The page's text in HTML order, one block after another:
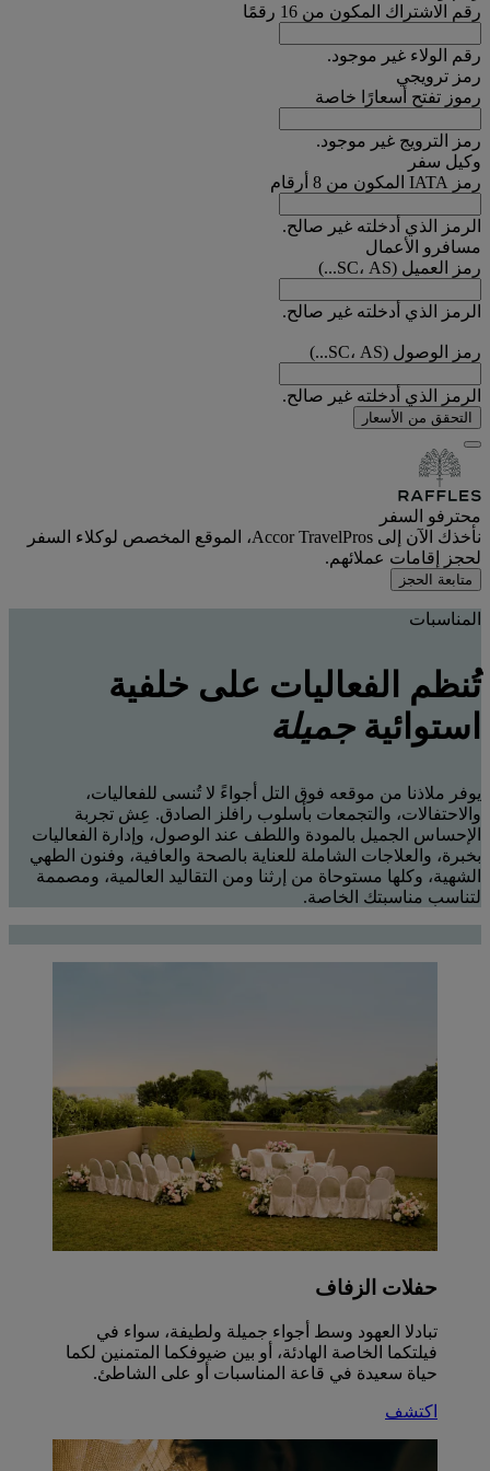
رقم الاشتراك المكون من 16 رقمًا
رقم الولاء غير موجود.
رمز ترويجي
رموز تفتح أسعارًا خاصة
رمز الترويج غير موجود.
وكيل سفر
رمز IATA المكون من 8 أرقام
الرمز الذي أدخلته غير صالح.
مسافرو الأعمال
رمز العميل (SC، AS...)
الرمز الذي أدخلته غير صالح.
رمز الوصول (SC، AS...)
الرمز الذي أدخلته غير صالح.
التحقق من الأسعار
محترفو السفر
نأخذك الآن إلى Accor TravelPros، الموقع المخصص لوكلاء السفر
لحجز إقامات عملائهم.
متابعة الحجز
المناسبات
تُنظم الفعاليات على خلفية
استوائيةجميلة
يوفر ملاذنا من موقعه فوق التل أجواءً لا تُنسى للفعاليات،
والاحتفالات، والتجمعات بأسلوب رافلز الصادق. عِش تجربة
الإحساس الجميل بالمودة واللطف عند الوصول، وإدارة الفعاليات
بخبرة، والعلاجات الشاملة للعناية بالصحة والعافية، وفنون الطهي
الشهية، وكلها مستوحاة من إرثنا ومن التقاليد العالمية، ومصممة
لتناسب مناسبتك الخاصة.
حفلات الزفاف
تبادلا العهود وسط أجواء جميلة ولطيفة، سواء في
فيلتكما الخاصة الهادئة، أو بين ضيوفكما المتمنين لكما
حياة سعيدة في قاعة المناسبات أو على الشاطئ.
اكتشف